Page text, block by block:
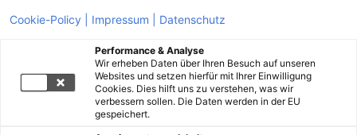
Cookie-Policy | Impressum | Datenschutz
Performance & Analyse
Wir erheben Daten über Ihren Besuch auf unseren
Websites und setzen hierfür mit Ihrer Einwilligung
Cookies. Dies hilft uns zu verstehen, was wir
verbessern sollen. Die Daten werden in der EU
gespeichert.